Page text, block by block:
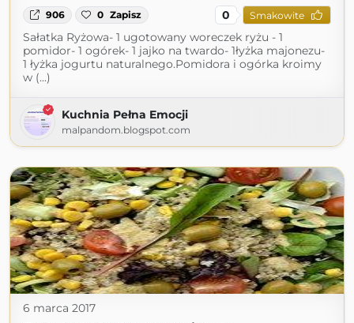
906 0 Zapisz 0 Smakowite
Sałatka Ryżowa- 1 ugotowany woreczek ryżu - 1
pomidor- 1 ogórek- 1 jajko na twardo- 1łyżka majonezu-
1 łyżka jogurtu naturalnego.Pomidora i ogórka kroimy
w (...)
Kuchnia Pełna Emocji
malpandom.blogspot.com
6 marca 2017